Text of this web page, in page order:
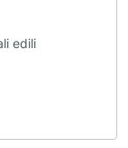
edili